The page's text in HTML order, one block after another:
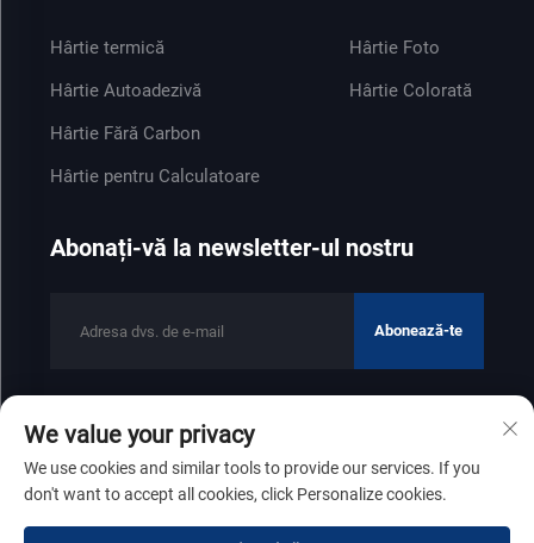
Hârtie termică
Hârtie Autoadezivă
Hârtie Fără Carbon
Hârtie pentru Calculatoare
Hârtie Foto
Hârtie Colorată
Abonați-vă la newsletter-ul nostru
Abonează-te
Drepturi de autor © 2025 de Shandong Zhenfeng Paper Industry
Co., Ltd
Politica de confidențialitate
Derulează în sus
We value your privacy
We use cookies and similar tools to provide our services. If you
don't want to accept all cookies, click Personalize cookies.